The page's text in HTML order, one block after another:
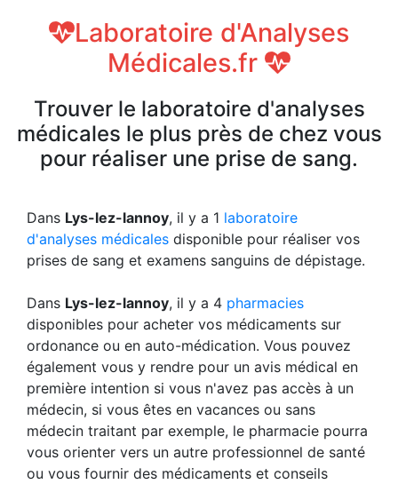
Laboratoire d'Analyses
Médicales.fr
Trouver le laboratoire d'analyses
médicales le plus près de chez vous
pour réaliser une prise de sang.
Dans Lys-lez-lannoy, il y a 1 laboratoire
d'analyses médicales disponible pour réaliser vos
prises de sang et examens sanguins de dépistage.
Dans Lys-lez-lannoy, il y a 4 pharmacies
disponibles pour acheter vos médicaments sur
ordonance ou en auto-médication. Vous pouvez
également vous y rendre pour un avis médical en
première intention si vous n'avez pas accès à un
médecin, si vous êtes en vacances ou sans
médecin traitant par exemple, le pharmacie pourra
vous orienter vers un autre professionnel de santé
ou vous fournir des médicaments et conseils